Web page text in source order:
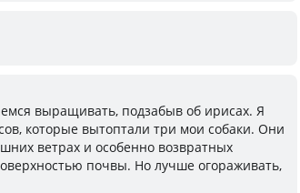
выращивать, подзабыв об ирисах. Я
которые вытоптали три мои собаки. Они
ветрах и особенно возвратных
почвы. Но лучше огораживать,